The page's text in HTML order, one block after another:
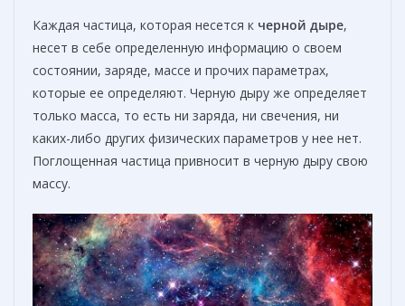
Каждая частица, которая несется к черной дыре,
несет в себе определенную информацию о своем
состоянии, заряде, массе и прочих параметрах,
которые ее определяют. Черную дыру же определяет
только масса, то есть ни заряда, ни свечения, ни
каких-либо других физических параметров у нее нет.
Поглощенная частица привносит в черную дыру свою
массу.